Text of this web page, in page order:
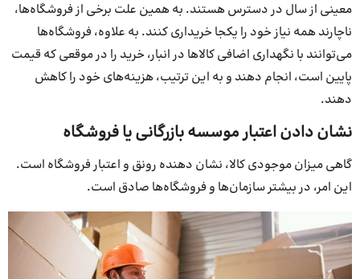
معینی از سال در دسترس هستند. به همین علت برخی از فروشگاه‌ها،
ناچارند همه نیاز خود را یکجا خریداری کنند. به علاوه، فروشگاه‌ها
می‌توانند با نگهداری اضافی کالاها در انبار، خرید را در موقعی که قیمت
پایین است، انجام دهند و به این ترتیب، هزینه‌های خود را کاهش
دهند.
نشان دادن اعتبار موسسه بازرگانی یا فروشگاه
گاهی میزان موجودی کالا، نشان دهنده رونق و اعتبار فروشگاه است.
این امر، در بیشتر سازمان‌ها و فروشگاه‌ها صادق است.